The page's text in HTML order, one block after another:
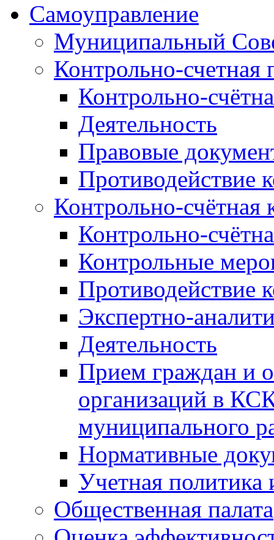
Самоуправление
Муниципальный
Контрольно-счетная
Контрольно-
Деятельность
Правовые
Противодействие
Контрольно-счётная
Контрольно-
Контрольные
Противодействие
Экспертно-
Деятельность
Прием граждан и
организаций в
муниципального
Нормативные
Учетная политика
Общественная палата